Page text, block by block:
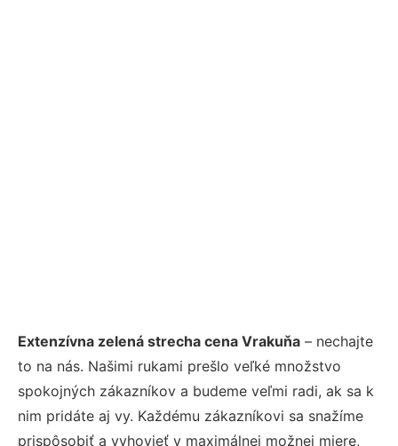
Extenzívna zelená strecha cena Vrakuňa – nechajte
to na nás. Našimi rukami prešlo veľké množstvo
spokojných zákazníkov a budeme veľmi radi, ak sa k
nim pridáte aj vy. Každému zákazníkovi sa snažíme
prispôsobiť a vyhovieť v maximálnej možnej miere,